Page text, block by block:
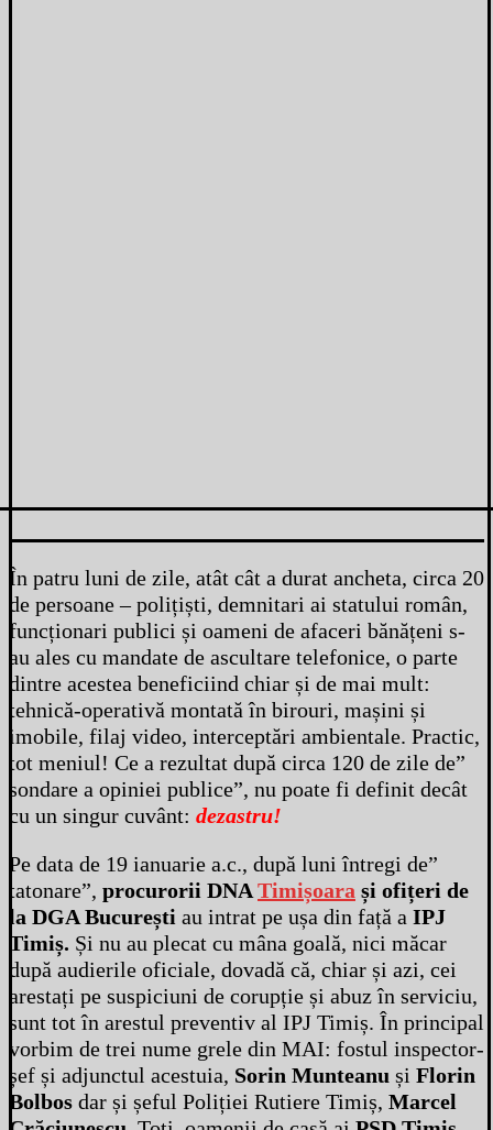
În patru luni de zile, atât cât a durat ancheta, circa 20
de persoane – polițiști, demnitari ai statului român,
funcționari publici și oameni de afaceri bănățeni s-
au ales cu mandate de ascultare telefonice, o parte
dintre acestea beneficiind chiar și de mai mult:
tehnică-operativă montată în birouri, mașini și
imobile, filaj video, interceptări ambientale. Practic,
tot meniul! Ce a rezultat după circa 120 de zile de”
sondare a opiniei publice”, nu poate fi definit decât
cu un singur cuvânt: dezastru!
Pe data de 19 ianuarie a.c., după luni întregi de”
tatonare”, procurorii DNA Timișoara și ofițeri de
la DGA București au intrat pe ușa din față a IPJ
Timiș. Și nu au plecat cu mâna goală, nici măcar
după audierile oficiale, dovadă că, chiar și azi, cei
arestați pe suspiciuni de corupție și abuz în serviciu,
sunt tot în arestul preventiv al IPJ Timiș. În principal
vorbim de trei nume grele din MAI: fostul inspector-
șef și adjunctul acestuia, Sorin Munteanu și Florin
Bolbos dar și șeful Poliției Rutiere Timiș, Marcel